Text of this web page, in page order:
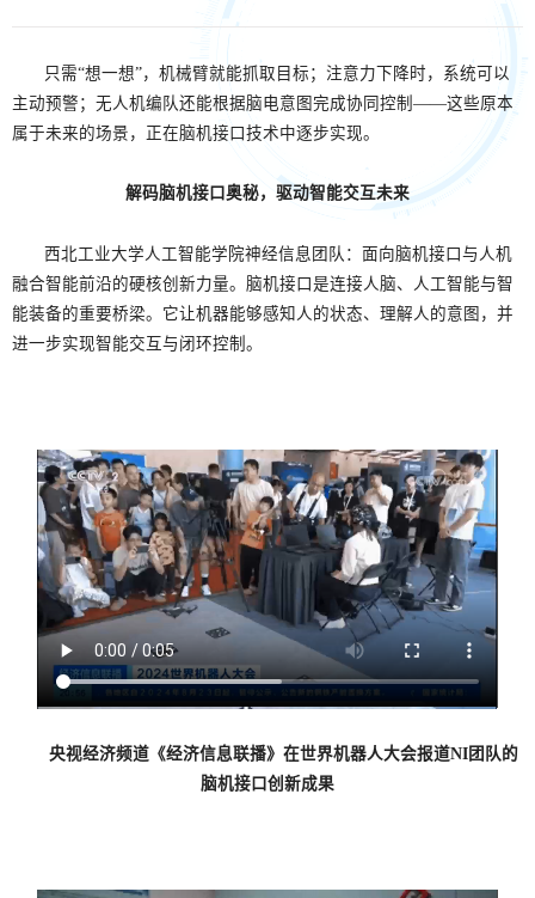
只需“想一想”，机械臂就能抓取目标；注意力下降时，系统可以
主动预警；无人机编队还能根据脑电意图完成协同控制——这些原本
属于未来的场景，正在脑机接口技术中逐步实现。
解码脑机接口奥秘，驱动智能交互未来
西北工业大学人工智能学院神经信息团队：面向脑机接口与人机
融合智能前沿的硬核创新力量。脑机接口是连接人脑、人工智能与智
能装备的重要桥梁。它让机器能够感知人的状态、理解人的意图，并
进一步实现智能交互与闭环控制。
央视经济频道《经济信息联播》在世界机器人大会报道NI团队的
脑机接口创新成果